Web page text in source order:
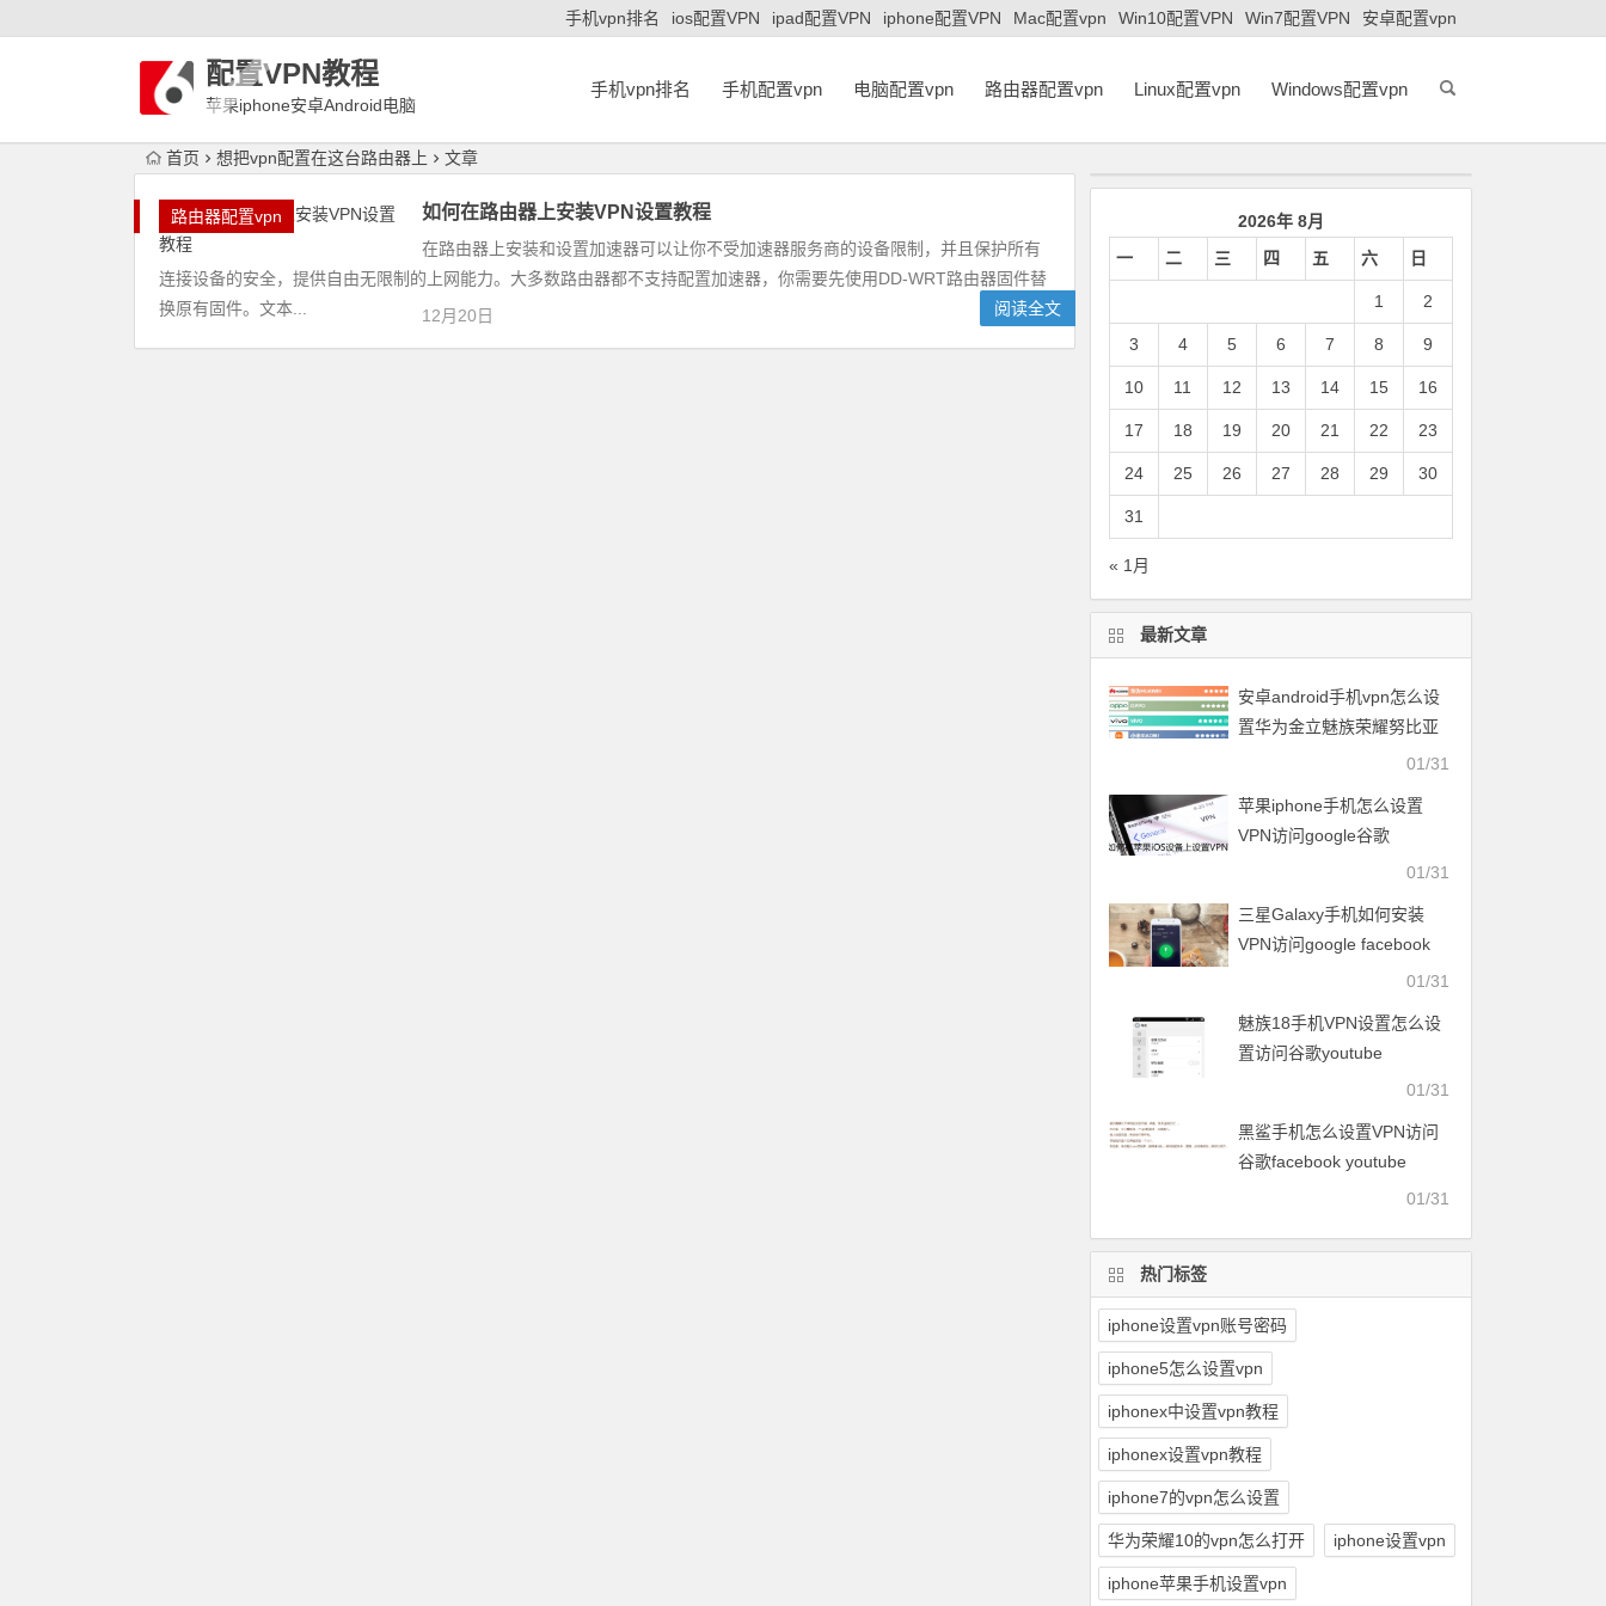
手机vpn排名 ios配置VPN ipad配置VPN iphone配置VPN Mac配置vpn Win10配置VPN Win7配置VPN 安卓配置vpn
配置VPN教程
苹果iphone安卓Android电脑
手机vpn排名 手机配置vpn 电脑配置vpn 路由器配置vpn Linux配置vpn Windows配置vpn
首页 想把vpn配置在这台路由器上 文章
路由器配置vpn 如何在路由器上安装VPN设置教程
在路由器上安装和设置加速器可以让你不受加速器服务商的设备限制，并且保护所有
连接设备的安全，提供自由无限制的上网能力。大多数路由器都不支持配置加速器，你需要先使用DD-WRT路由器固件替
换原有固件。文本...
12月20日 阅读全文
2026年 8月
一
二 三 四 五 六 日
1 2
3 4 5 6 7 8 9
10 11 12 13 14 15 16
17 18 19 20 21 22 23
24 25 26 27 28 29 30
31
« 1月
最新文章
安卓android手机vpn怎么设
置华为金立魅族荣耀努比亚
一加vivo小米OPPO中兴联想
01/31
苹果iphone手机怎么设置
VPN访问google谷歌
01/31
三星Galaxy手机如何安装
VPN访问google facebook
01/31
魅族18手机VPN设置怎么设
置访问谷歌youtube
01/31
黑鲨手机怎么设置VPN访问
谷歌facebook youtube
01/31
热门标签
iphone设置vpn账号密码
iphone5怎么设置vpn
iphonex中设置vpn教程
iphonex设置vpn教程
iphone7的vpn怎么设置
华为荣耀10的vpn怎么打开 iphone设置vpn
iphone苹果手机设置vpn